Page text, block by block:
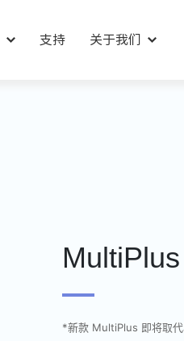
支持 关于我们
*新款 MultiPlus 即将取